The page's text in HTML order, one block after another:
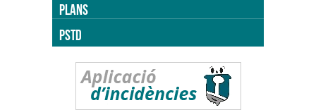
PLANS
PSTD